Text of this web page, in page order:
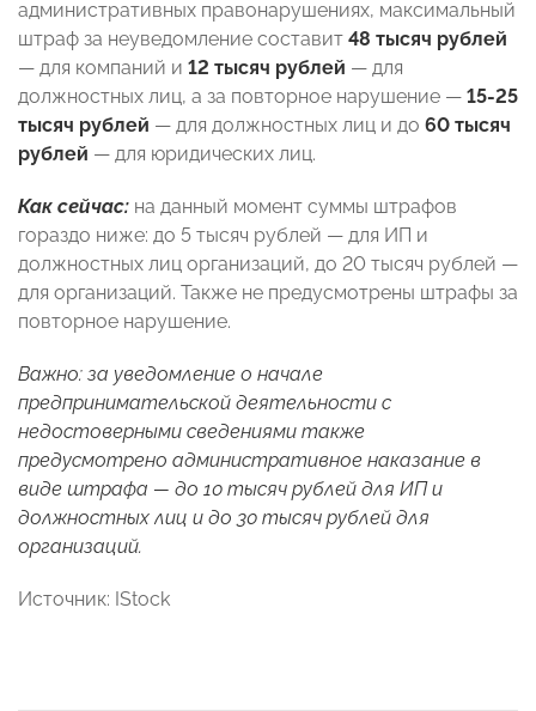
административных правонарушениях, максимальный
штраф за неуведомление составит 48 тысяч рублей
— для компаний и 12 тысяч рублей — для
должностных лиц, а за повторное нарушение — 15-25
тысяч рублей — для должностных лиц и до 60 тысяч
рублей — для юридических лиц.
Как сейчас: на данный момент суммы штрафов
гораздо ниже: до 5 тысяч рублей — для ИП и
должностных лиц организаций, до 20 тысяч рублей —
для организаций. Также не предусмотрены штрафы за
повторное нарушение.
Важно: за уведомление о начале
предпринимательской деятельности с
недостоверными сведениями также
предусмотрено административное наказание в
виде штрафа — до 10 тысяч рублей для ИП и
должностных лиц и до 30 тысяч рублей для
организаций.
Источник: IStock